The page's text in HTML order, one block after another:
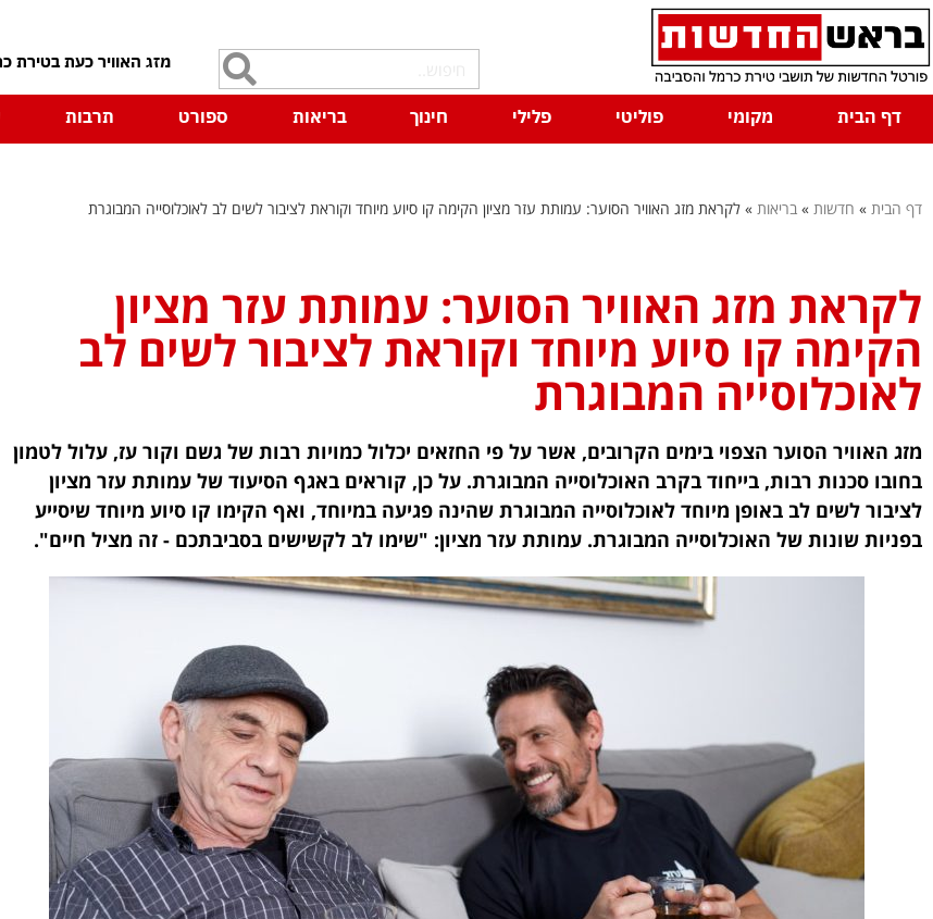
דף הבית
מקומי פוליטי פלילי חינוך בריאות ספורט תרבות
דף הבית » חדשות » בריאות » לקראת מזג האוויר הסוער: עמותת עזר מציון הקימה קו סיוע מיוחד וקוראת לציבור לשים לב לאוכלוסייה המבוגרת
לקראת מזג האוויר הסוער: עמותת עזר מציון
הקימה קו סיוע מיוחד וקוראת לציבור לשים לב
לאוכלוסייה המבוגרת
מזג האוויר הסוער הצפוי בימים הקרובים, אשר על פי החזאים יכלול כמויות רבות של גשם וקור עז, עלול לטמון
בחובו סכנות רבות, בייחוד בקרב האוכלוסייה המבוגרת. על כן, קוראים באגף הסיעוד של עמותת עזר מציון
לציבור לשים לב באופן מיוחד לאוכלוסייה המבוגרת שהינה פגיעה במיוחד, ואף הקימו קו סיוע מיוחד שיסייע
בפניות שונות של האוכלוסייה המבוגרת. עמותת עזר מציון: "שימו לב לקשישים בסביבתכם - זה מציל חיים".